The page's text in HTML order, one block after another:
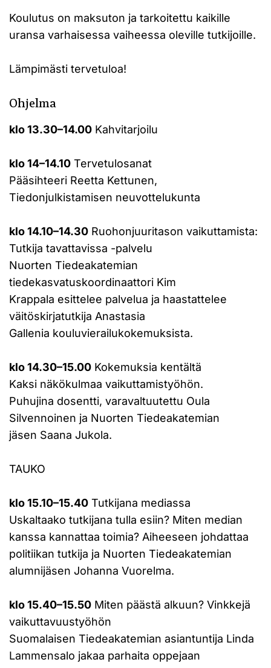
Koulutus on maksuton ja tarkoitettu kaikille
uransa varhaisessa vaiheessa oleville tutkijoille.
Lämpimästi tervetuloa!
Ohjelma
klo 13.30–14.00 Kahvitarjoilu
klo 14–14.10 Tervetulosanat
Pääsihteeri Reetta Kettunen,
Tiedonjulkistamisen neuvottelukunta
klo 14.10–14.30 Ruohonjuuritason vaikuttamista:
Tutkija tavattavissa -palvelu
Nuorten Tiedeakatemian
tiedekasvatuskoordinaattori Kim
Krappala esittelee palvelua ja haastattelee
väitöskirjatutkija Anastasia
Gallenia kouluvierailukokemuksista.
klo 14.30–15.00 Kokemuksia kentältä
Kaksi näkökulmaa vaikuttamistyöhön.
Puhujina dosentti, varavaltuutettu Oula
Silvennoinen ja Nuorten Tiedeakatemian
jäsen Saana Jukola.
TAUKO
klo 15.10–15.40 Tutkijana mediassa
Uskaltaako tutkijana tulla esiin? Miten median
kanssa kannattaa toimia? Aiheeseen johdattaa
politiikan tutkija ja Nuorten Tiedeakatemian
alumnijäsen Johanna Vuorelma.
klo 15.40–15.50 Miten päästä alkuun? Vinkkejä
vaikuttavuustyöhön
Suomalaisen Tiedeakatemian asiantuntija Linda
Lammensalo jakaa parhaita oppejaan